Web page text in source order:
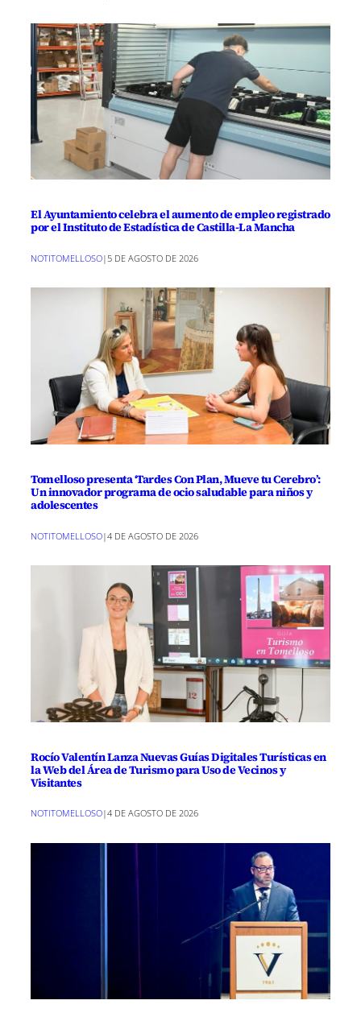
El Ayuntamiento celebra el aumento de empleo registrado
por el Instituto de Estadística de Castilla-La Mancha
NOTITOMELLOSO| 5 DE AGOSTO DE 2026
Tomelloso presenta ‘Tardes Con Plan, Mueve tu Cerebro’:
Un innovador programa de ocio saludable para niños y
adolescentes
NOTITOMELLOSO|4 DE AGOSTO DE 2026
Rocío Valentín Lanza Nuevas Guías Digitales Turísticas en
la Web del Área de Turismo para Uso de Vecinos y
Visitantes
NOTITOMELLOSO|4 DE AGOSTO DE 2026